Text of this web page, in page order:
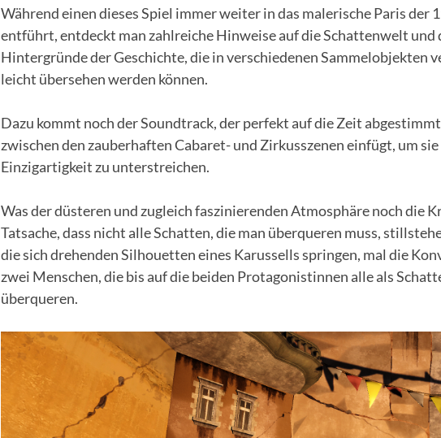
Während einen dieses Spiel immer weiter in das malerische Paris der
entführt, entdeckt man zahlreiche Hinweise auf die Schattenwelt und
Hintergründe der Geschichte, die in verschiedenen Sammelobjekten
leicht übersehen werden können.
Dazu kommt noch der Soundtrack, der perfekt auf die Zeit
zwischen den zauberhaften Cabaret- und Zirkusszenen einfügt, um
Einzigartigkeit zu unterstreichen.
Was der düsteren und zugleich faszinierenden Atmosphäre noch die
Tatsache, dass nicht alle Schatten, die man überqueren muss,
die sich drehenden Silhouetten eines Karussells springen, mal die
zwei Menschen, die bis auf die beiden Protagonistinnen alle als
überqueren.